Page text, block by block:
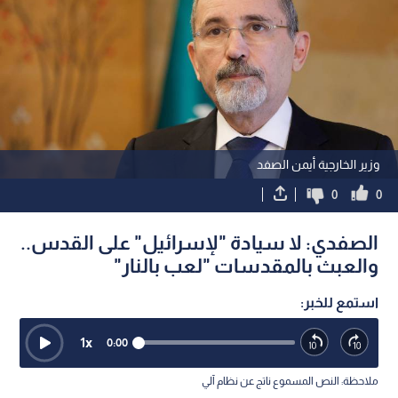
وزير الخارجية أيمن الصفد
0
0
الصفدي: لا سيادة "لإسرائيل" على القدس..
والعبث بالمقدسات "لعب بالنار"
استمع للخبر:
0:00
1x
ملاحظة: النص المسموع ناتج عن نظام آلي